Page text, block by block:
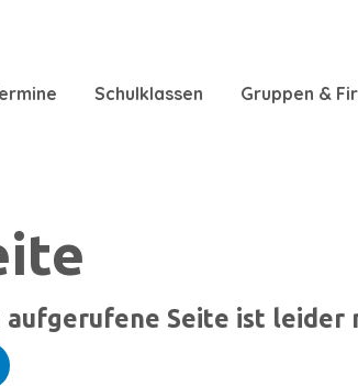
Schulklassen Gruppen &
aufgerufene Seite ist leider